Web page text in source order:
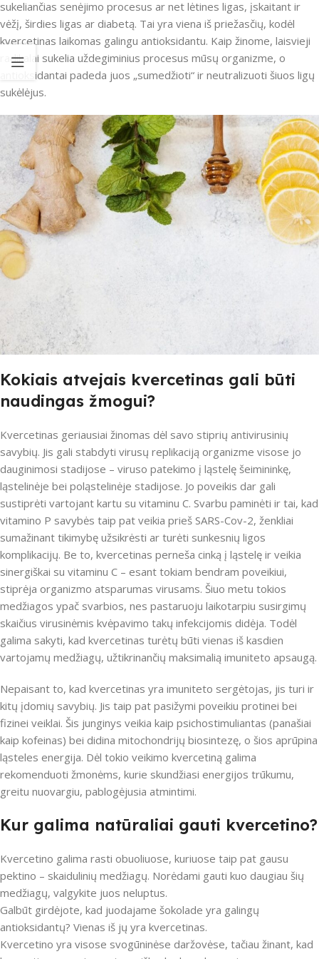
sukeliančias senėjimo procesus ar net lėtines ligas, įskaitant ir
vėžį, širdies ligas ar diabetą. Tai yra viena iš priežasčių, kodėl
kvercetinas laikomas galingu antioksidantu. Kaip žinome, laisvieji
radikalai sukelia uždegiminius procesus mūsų organizme, o
antioksidantai padeda juos „sumedžioti“ ir neutralizuoti šiuos ligų
sukėlėjus.
Kokiais atvejais kvercetinas gali būti
naudingas žmogui?
Kvercetinas geriausiai žinomas dėl savo stiprių antivirusinių
savybių. Jis gali stabdyti virusų replikaciją organizme visose jo
dauginimosi stadijose – viruso patekimo į ląstelę šeimininkę,
ląstelinėje bei poląstelinėje stadijose. Jo poveikis dar gali
sustiprėti vartojant kartu su vitaminu C. Svarbu paminėti ir tai, kad
vitamino P savybės taip pat veikia prieš SARS-Cov-2, ženkliai
sumažinant tikimybę užsikrėsti ar turėti sunkesnių ligos
komplikacijų. Be to, kvercetinas perneša cinką į ląstelę ir veikia
sinergiškai su vitaminu C – esant tokiam bendram poveikiui,
stiprėja organizmo atsparumas virusams. Šiuo metu tokios
medžiagos ypač svarbios, nes pastaruoju laikotarpiu susirgimų
skaičius virusinėmis kvėpavimo takų infekcijomis didėja. Todėl
galima sakyti, kad kvercetinas turėtų būti vienas iš kasdien
vartojamų medžiagų, užtikrinančių maksimalią imuniteto apsaugą.
Nepaisant to, kad kvercetinas yra imuniteto sergėtojas, jis turi ir
kitų įdomių savybių. Jis taip pat pasižymi poveikiu protinei bei
fizinei veiklai. Šis junginys veikia kaip psichostimuliantas (panašiai
kaip kofeinas) bei didina mitochondrijų biosintezę, o šios aprūpina
ląsteles energija. Dėl tokio veikimo kvercetiną galima
rekomenduoti žmonėms, kurie skundžiasi energijos trūkumu,
greitu nuovargiu, pablogėjusia atmintimi.
Kur galima natūraliai gauti kvercetino?
Kvercetino galima rasti obuoliuose, kuriuose taip pat gausu
pektino – skaidulinių medžiagų. Norėdami gauti kuo daugiau šių
medžiagų, valgykite juos neluptus.
Galbūt girdėjote, kad juodajame šokolade yra galingų
antioksidantų? Vienas iš jų yra kvercetinas.
Kvercetino yra visose svogūninėse daržovėse, tačiau žinant, kad